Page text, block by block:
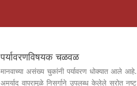
पर्यावरणविषयक चळवळ
मानवाच्या असंख्य चुकांनी पर्यावरण धोक्यात आले आहे.
अमर्याद वापरामुळे निसर्गाने उपलब्ध केलेले स्रोत नष्ट